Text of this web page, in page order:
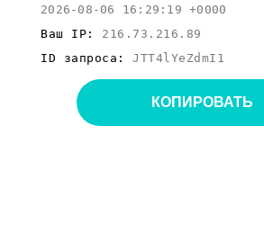
2026-08-06 16:29:19 +0000
Ваш IP: 216.73.216.89
ID запроса: JTT4lYeZdmI1
КОПИРОВАТЬ